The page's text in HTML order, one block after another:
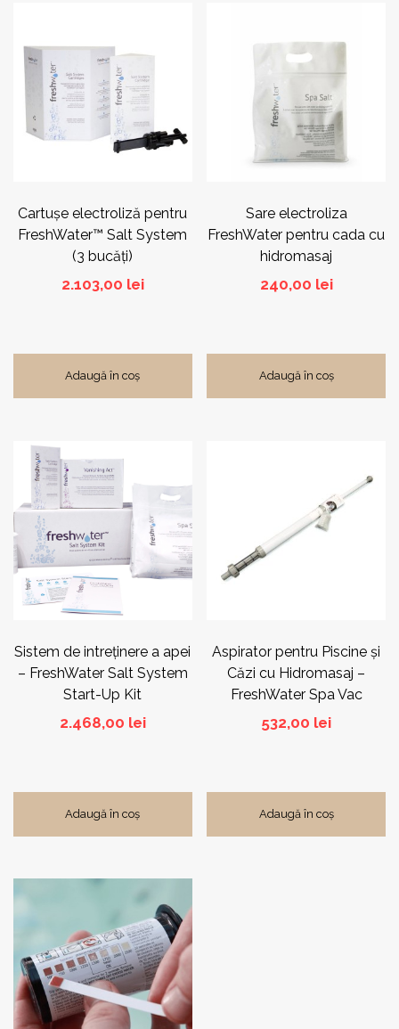
Cartuşe electroliză pentru
FreshWater™ Salt System
(3 bucăţi)
2.103,00 lei
Adaugă în coș
Sare electroliza
FreshWater pentru cada cu
hidromasaj
240,00 lei
Adaugă în coș
Sistem de intreţinere a apei
– FreshWater Salt System
Start-Up Kit
2.468,00 lei
Adaugă în coș
Aspirator pentru Piscine și
Căzi cu Hidromasaj –
FreshWater Spa Vac
532,00 lei
Adaugă în coș